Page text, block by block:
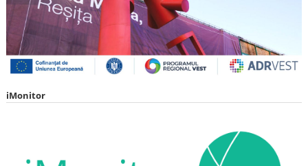
iMonitor